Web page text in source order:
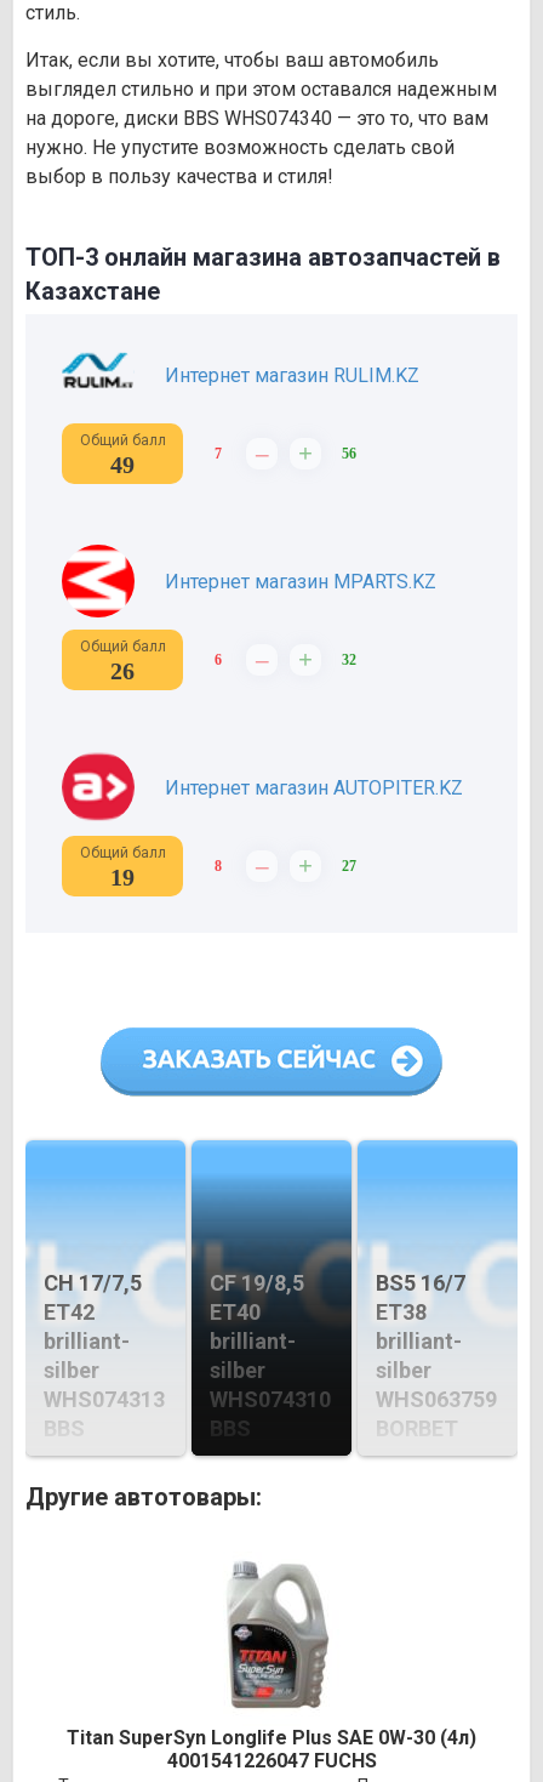
стиль.
Итак, если вы хотите, чтобы ваш автомобиль
выглядел стильно и при этом оставался надежным
на дороге, диски BBS WHS074340 — это то, что вам
нужно. Не упустите возможность сделать свой
выбор в пользу качества и стиля!
ТОП-3 онлайн магазина автозапчастей в
Казахстане
Интернет магазин RULIM.KZ
Общий балл
49 7 – + 56
Интернет магазин MPARTS.KZ
Общий балл
26 6 – + 32
Интернет магазин AUTOPITER.KZ
Общий балл
19 8 – + 27
CH 17/7,5
ET42
brilliant-
silber
WHS074313
BBS
CF 19/8,5
ET40
brilliant-
silber
WHS074310
BBS
BS5 16/7
ET38
brilliant-
silber
WHS063759
BORBET
Другие автотовары:
Titan SuperSyn Longlife Plus SAE 0W-30 (4л)
4001541226047 FUCHS